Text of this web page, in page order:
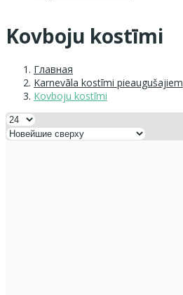
Kovboju kostīmi
Главная
Karnevāla kostīmi pieaugušajiem
Kovboju kostīmi